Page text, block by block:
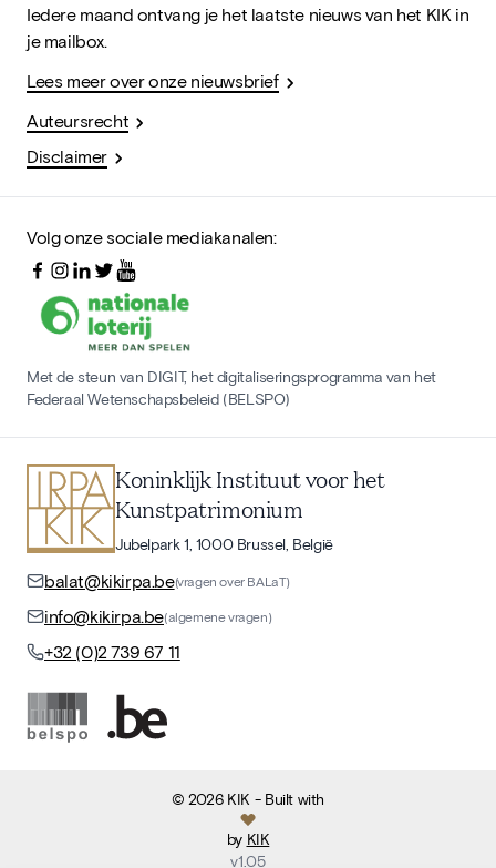
Iedere maand ontvang je het laatste nieuws van het KIK in
je mailbox.
Lees meer over onze nieuwsbrief
Auteursrecht
Disclaimer
Volg onze sociale mediakanalen:
Met de steun van DIGIT, het digitaliseringsprogramma van het
Federaal Wetenschapsbeleid (BELSPO)
Koninklijk Instituut voor het
Kunstpatrimonium
Jubelpark 1, 1000 Brussel, België
balat@kikirpa.be(vragen over BALaT)
info@kikirpa.be(algemene vragen)
+32 (0)2 739 67 11
©2026 KIK - Built with
by KIK
v1.05